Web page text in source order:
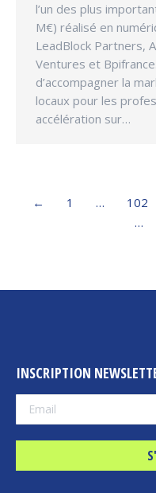
l’un des plus
M€) réalisé en
LeadBlock Partners,
Ventures et
d’accompagner la
locaux pour les
accélération sur…
← 1 … 102
…
INSCRIPTION